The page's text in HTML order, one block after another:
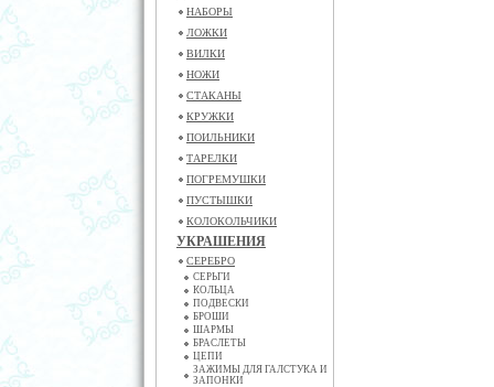
НАБОРЫ
ЛОЖКИ
ВИЛКИ
НОЖИ
СТАКАНЫ
КРУЖКИ
ПОИЛЬНИКИ
ТАРЕЛКИ
ПОГРЕМУШКИ
ПУСТЫШКИ
КОЛОКОЛЬЧИКИ
УКРАШЕНИЯ
СЕРЕБРО
СЕРЬГИ
КОЛЬЦА
ПОДВЕСКИ
БРОШИ
ШАРМЫ
БРАСЛЕТЫ
ЦЕПИ
ЗАЖИМЫ ДЛЯ ГАЛСТУКА И
ЗАПОНКИ